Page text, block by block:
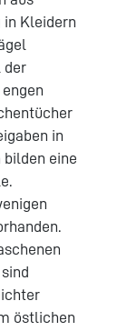
Kleidern
der
in
bilden eine
östlichen